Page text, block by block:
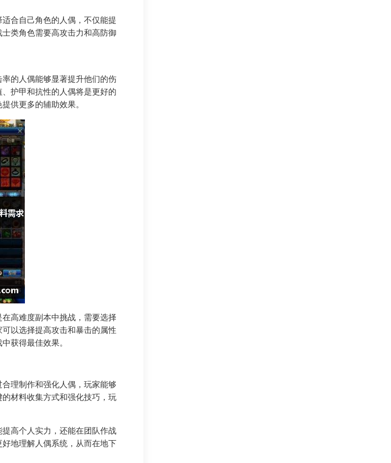
合自己角色的人偶，不仅能提
类角色需要高攻击力和高防御
的人偶能够显著提升他们的伤
护甲和抗性的人偶将是更好的
供更多的辅助效果。
高难度副本中挑战，需要选择
以选择提高攻击和暴击的属性
获得最佳效果。
理制作和强化人偶，玩家能够
材料收集方式和强化技巧，玩
高个人实力，还能在团队作战
地理解人偶系统，从而在地下